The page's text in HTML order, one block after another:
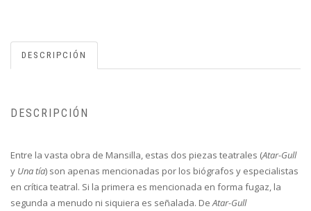
DESCRIPCIÓN
DESCRIPCIÓN
Entre la vasta obra de Mansilla, estas dos piezas teatrales (Atar-Gull
y Una tía) son apenas mencionadas por los biógrafos y especialistas
en crítica teatral. Si la primera es mencionada en forma fugaz, la
segunda a menudo ni siquiera es señalada. DeAtar-Gull